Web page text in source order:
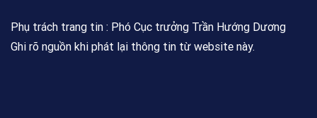
Phụ trách trang tin : Phó Cục trưởng Trần Hướng Dương
Ghi rõ nguồn khi phát lại thông tin từ website này.